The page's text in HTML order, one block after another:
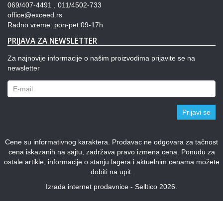
069/407-4491 , 011/4502-733
office@exceed.rs
Radno vreme: pon-pet 09-17h
PRIJAVA ZA NEWSLETTER
Za najnovije informacije o našim proizvodima prijavite se na
newsletter
Prijavi se
Cene su informativnog karaktera. Prodavac ne odgovara za tačnost
cena iskazanih na sajtu, zadržava pravo izmena cena. Ponudu za
ostale artikle, informacije o stanju lagera i aktuelnim cenama možete
dobiti na upit.
Izrada internet prodavnice - Selltico 2026.